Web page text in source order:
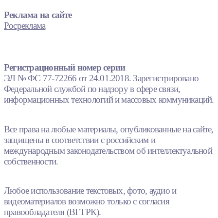
Реклама на сайте
Росреклама
Регистрационный номер серии
ЭЛ № ФС 77-72266 от 24.01.2018. Зарегистрировано
Федеральной службой по надзору в сфере связи,
информационных технологий и массовых коммуникаций.
Все права на любые материалы, опубликованные на сайте,
защищены в соответствии с российским и
международным законодательством об интеллектуальной
собственности.
Любое использование текстовых, фото, аудио и
видеоматериалов возможно только с согласия
правообладателя (ВГТРК).